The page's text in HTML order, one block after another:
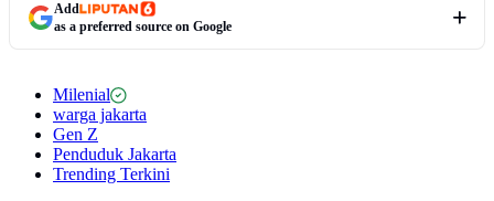
Add
as a preferred source on Google
Milenial
warga jakarta
Gen Z
Penduduk Jakarta
Trending Terkini